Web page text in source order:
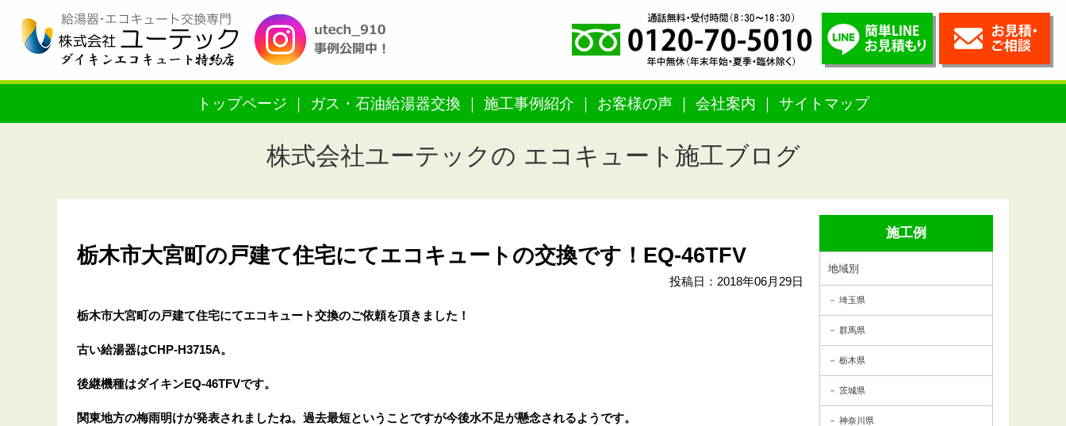
トップページ ガス・石油給湯器交換 施工事例紹介 お客様の声 会社案内 サイトマップ
株式会社ユーテックの エコキュート施工ブログ
施工例
地域別
埼玉県
群馬県
栃木県
茨城県
神奈川県
栃木市大宮町の戸建て住宅にてエコキュートの交換です！EQ-46TFV
投稿日：2018年06月29日
栃木市大宮町の戸建て住宅にてエコキュート交換のご依頼を頂きました！
古い給湯器はCHP-H3715A。
後継機種はダイキンEQ-46TFVです。
関東地方の梅雨明けが発表されましたね。過去最短ということですが今後水不足が懸念されるようです。